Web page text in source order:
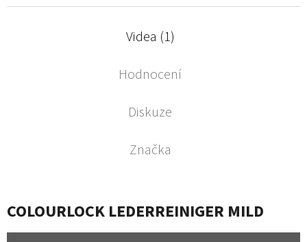
Videa (1)
Hodnocení
Diskuze
Značka
COLOURLOCK LEDERREINIGER MILD